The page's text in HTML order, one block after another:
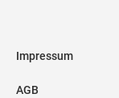
Impressum
AGB